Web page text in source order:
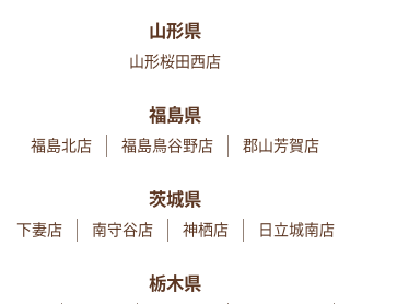
山形県
山形桜田西店
福島県
福島北店 福島鳥谷野店 郡山芳賀店
茨城県
下妻店 南守谷店 神栖店 日立城南店
栃木県